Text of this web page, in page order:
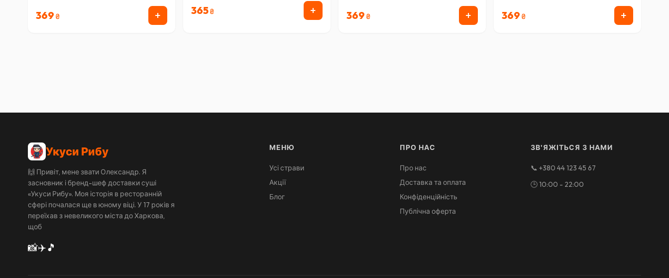
369 ₴ + 365₴ + 369 ₴ + 369 ₴ +
Укуси Рибу
🙌 Привіт, мене звати Олександр. Я
засновник і бренд-шеф доставки суші
«Укуси Рибу». Моя історія в ресторанній
сфері почалася ще в юному віці. У 17 років я
переїхав з невеликого міста до Харкова,
щоб
📸✈️🎵
МЕНЮ
Усі страви
Акції
Блог
ПРО НАС
Про нас
Доставка та оплата
Конфіденційність
Публічна оферта
ЗВ'ЯЖІТЬСЯ З НАМИ
📞 +380 44 123 45 67
🕒10:00 - 22:00